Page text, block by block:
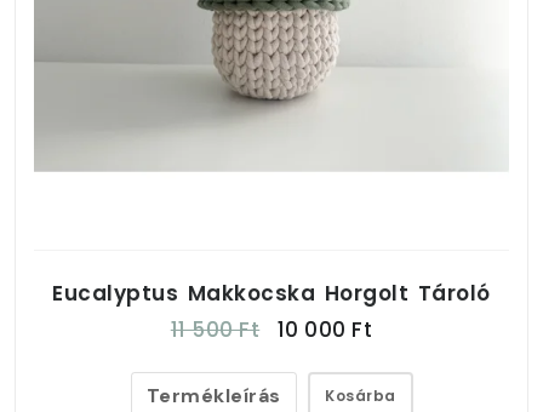
Eucalyptus Makkocska Horgolt Tároló
11 500 Ft
10 000 Ft
Termékleírás Kosárba